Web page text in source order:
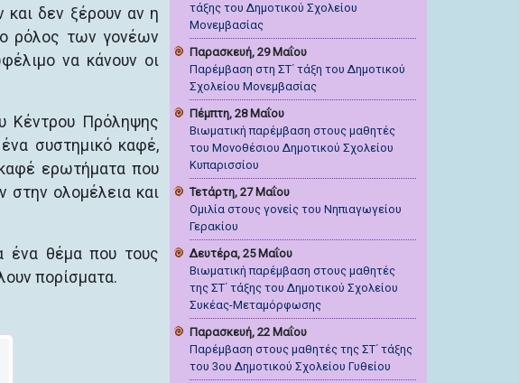
δεν ξέρουν αν η
ο ρόλος των γονέων
να κάνουν οι
Κέντρου Πρόληψης
συστημικό καφέ,
ερωτήματα που
στην ολομέλεια και
ένα θέμα που τους
πορίσματα.
τάξης του Δημοτικού Σχολείου
Μονεμβασίας
Παρασκευή, 29 Μαΐου
Παρέμβαση στη ΣΤ΄ τάξη του Δημοτικού
Σχολείου Μονεμβασίας
Πέμπτη, 28 Μαΐου
Βιωματική παρέμβαση στους μαθητές
του Μονοθέσιου Δημοτικού Σχολείου
Κυπαρισσίου
Τετάρτη, 27 Μαΐου
Ομιλία στους γονείς του Νηπιαγωγείου
Γερακίου
Δευτέρα, 25 Μαΐου
Βιωματική παρέμβαση στους μαθητές
της ΣΤ΄ τάξης του Δημοτικού Σχολείου
Συκέας-Μεταμόρφωσης
Παρασκευή, 22 Μαΐου
Παρέμβαση στους μαθητές της ΣΤ΄ τάξης
του 3ου Δημοτικού Σχολείου Γυθείου